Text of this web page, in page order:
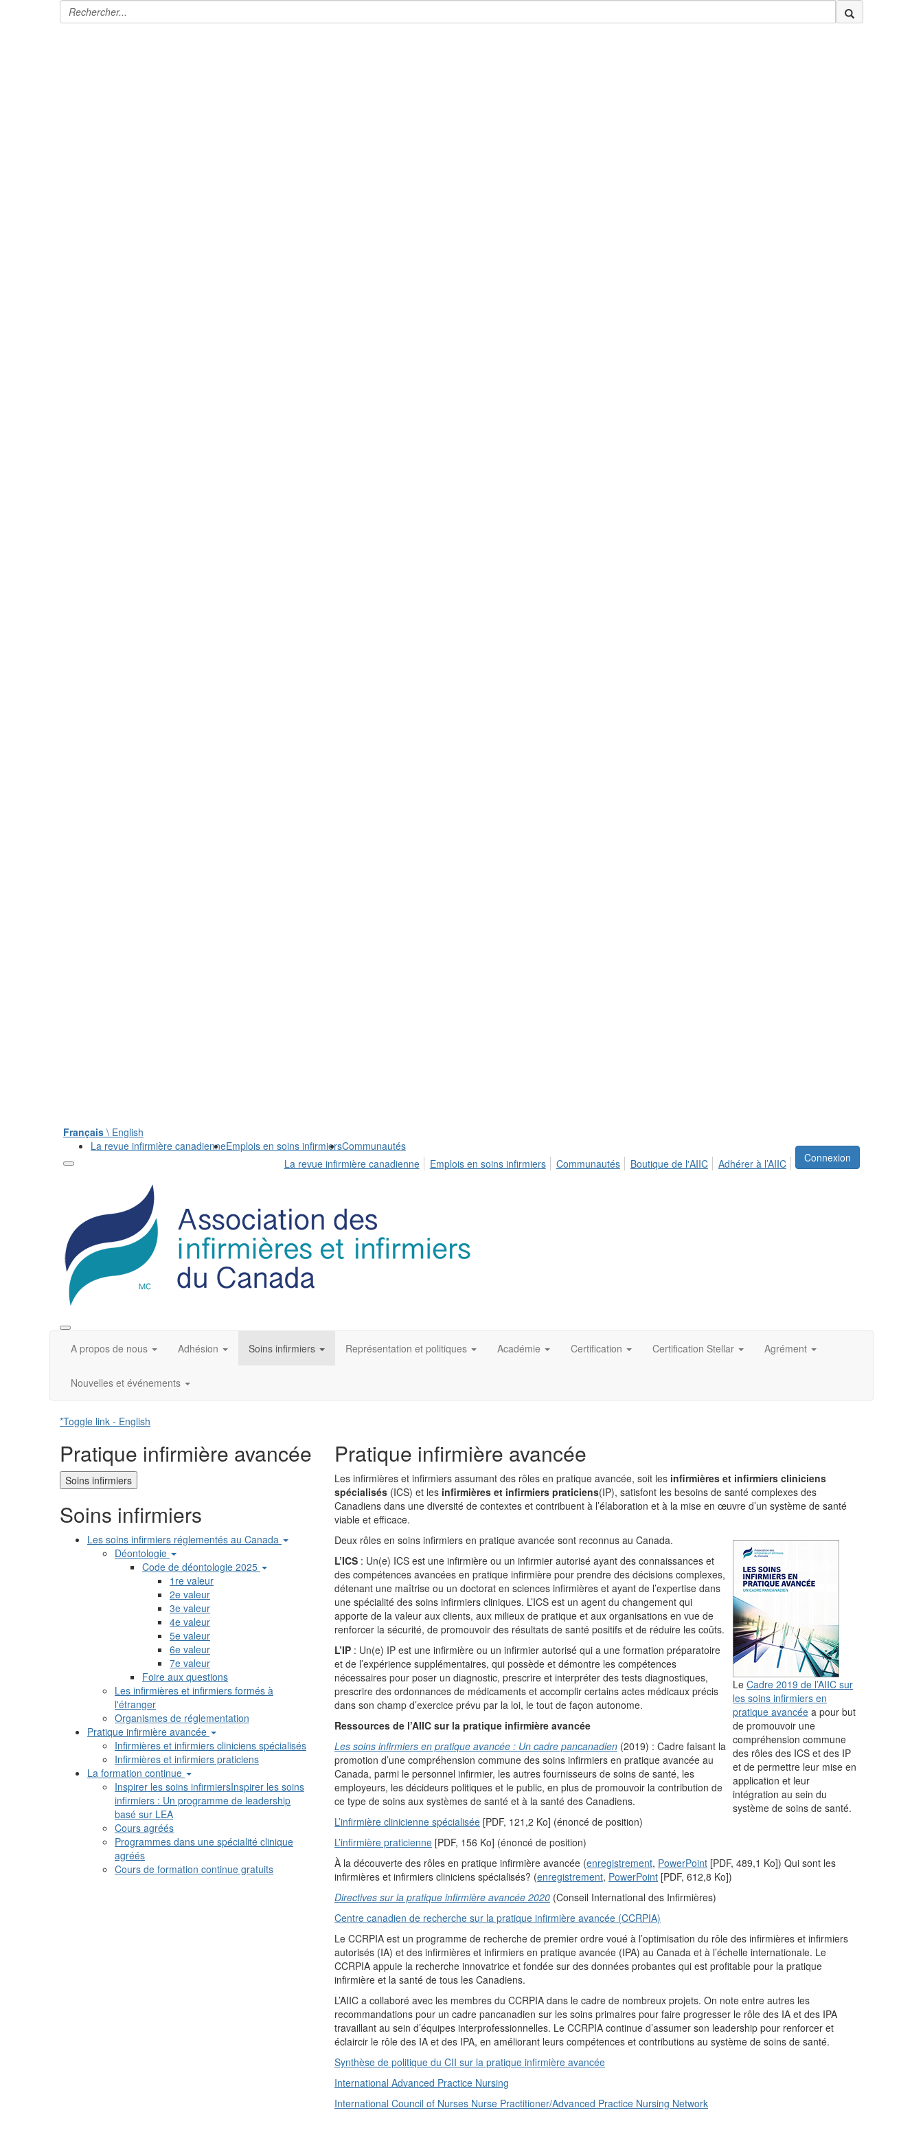
Français \ English
La revue infirmière canadienneEmplois en soins infirmiersCommunautés
Connexion
La revue infirmière canadienne Emplois en soins infirmiers Communautés Boutique de l'AIIC Adhérer à l’AIIC
A propos de nous Adhésion Soins infirmiers Représentation et politiques Académie Certification Certification Stellar Agrément
Nouvelles et événements
*Toggle link - English
Pratique infirmière avancée
Soins infirmiers
Soins infirmiers
Les soins infirmiers réglementés au Canada
Déontologie
Code de déontologie 2025
1re valeur
2e valeur
3e valeur
4e valeur
5e valeur
6e valeur
7e valeur
Foire aux questions
Les infirmières et infirmiers formés à
l'étranger
Organismes de réglementation
Pratique infirmière avancée
Infirmières et infirmiers cliniciens spécialisés
Infirmières et infirmiers praticiens
La formation continue
Inspirer les soins infirmiersInspirer les soins
infirmiers : Un programme de leadership
basé sur LEA
Cours agréés
Programmes dans une spécialité clinique
agréés
Cours de formation continue gratuits
Pratique infirmière avancée
Les infirmières et infirmiers assumant des rôles en pratique avancée, soit les infirmières et infirmiers cliniciens
spécialisés (ICS) et les infirmières et infirmiers praticiens(IP), satisfont les besoins de santé complexes des
Canadiens dans une diversité de contextes et contribuent à l’élaboration et à la mise en œuvre d’un système de santé
viable et efficace.
Le Cadre 2019 de l’AIIC sur
les soins infirmiers en
pratique avancée a pour but
de promouvoir une
compréhension commune
des rôles des ICS et des IP
et de permettre leur mise en
application et leur
intégration au sein du
système de soins de santé.
Deux rôles en soins infirmiers en pratique avancée sont reconnus au Canada.
L’ICS : Un(e) ICS est une infirmière ou un infirmier autorisé ayant des connaissances et
des compétences avancées en pratique infirmière pour prendre des décisions complexes,
détenant une maîtrise ou un doctorat en sciences infirmières et ayant de l’expertise dans
une spécialité des soins infirmiers cliniques. L’ICS est un agent du changement qui
apporte de la valeur aux clients, aux milieux de pratique et aux organisations en vue de
renforcer la sécurité, de promouvoir des résultats de santé positifs et de réduire les coûts.
L’IP : Un(e) IP est une infirmière ou un infirmier autorisé qui a une formation préparatoire
et de l’expérience supplémentaires, qui possède et démontre les compétences
nécessaires pour poser un diagnostic, prescrire et interpréter des tests diagnostiques,
prescrire des ordonnances de médicaments et accomplir certains actes médicaux précis
dans son champ d’exercice prévu par la loi, le tout de façon autonome.
Ressources de l’AIIC sur la pratique infirmière avancée
Les soins infirmiers en pratique avancée : Un cadre pancanadien (2019) : Cadre faisant la
promotion d’une compréhension commune des soins infirmiers en pratique avancée au
Canada, parmi le personnel infirmier, les autres fournisseurs de soins de santé, les
employeurs, les décideurs politiques et le public, en plus de promouvoir la contribution de
ce type de soins aux systèmes de santé et à la santé des Canadiens.
L’infirmière clinicienne spécialisée [PDF, 121,2 Ko] (énoncé de position)
L’infirmière praticienne [PDF, 156 Ko] (énoncé de position)
À la découverte des rôles en pratique infirmière avancée (enregistrement, PowerPoint [PDF, 489,1 Ko]) Qui sont les
infirmières et infirmiers cliniciens spécialisés? (enregistrement, PowerPoint [PDF, 612,8 Ko])
Directives sur la pratique infirmière avancée 2020 (Conseil International des Infirmières)
Centre canadien de recherche sur la pratique infirmière avancée (CCRPIA)
Le CCRPIA est un programme de recherche de premier ordre voué à l’optimisation du rôle des infirmières et infirmiers
autorisés (IA) et des infirmières et infirmiers en pratique avancée (IPA) au Canada et à l’échelle internationale. Le
CCRPIA appuie la recherche innovatrice et fondée sur des données probantes qui est profitable pour la pratique
infirmière et la santé de tous les Canadiens.
L’AIIC a collaboré avec les membres du CCRPIA dans le cadre de nombreux projets. On note entre autres les
recommandations pour un cadre pancanadien sur les soins primaires pour faire progresser le rôle des IA et des IPA
travaillant au sein d’équipes interprofessionnelles. Le CCRPIA continue d’assumer son leadership pour renforcer et
éclaircir le rôle des IA et des IPA, en améliorant leurs compétences et contributions au système de soins de santé.
Synthèse de politique du CII sur la pratique infirmière avancée
International Advanced Practice Nursing
International Council of Nurses Nurse Practitioner/Advanced Practice Nursing Network